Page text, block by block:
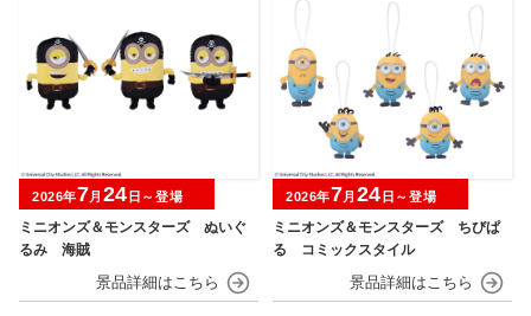
ミニオンズ＆モンスターズ ぬいぐ
るみ 海賊
2026年7月 24 日～登場
ミニオンズ＆モンスターズ ちびぱ
る コミックスタイル
2026年7月 24 日～登場